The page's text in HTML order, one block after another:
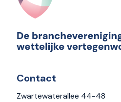
Contact
Zwartewaterallee 44-48